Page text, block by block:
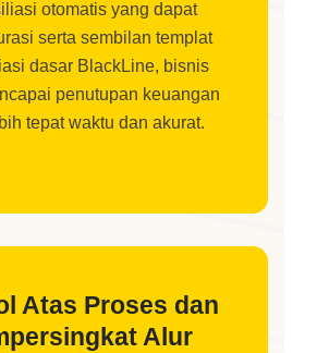
otomatis yang dapat
serta sembilan templat
dasar BlackLine, bisnis
penutupan keuangan
tepat waktu dan akurat.
Atas Proses dan
Alur